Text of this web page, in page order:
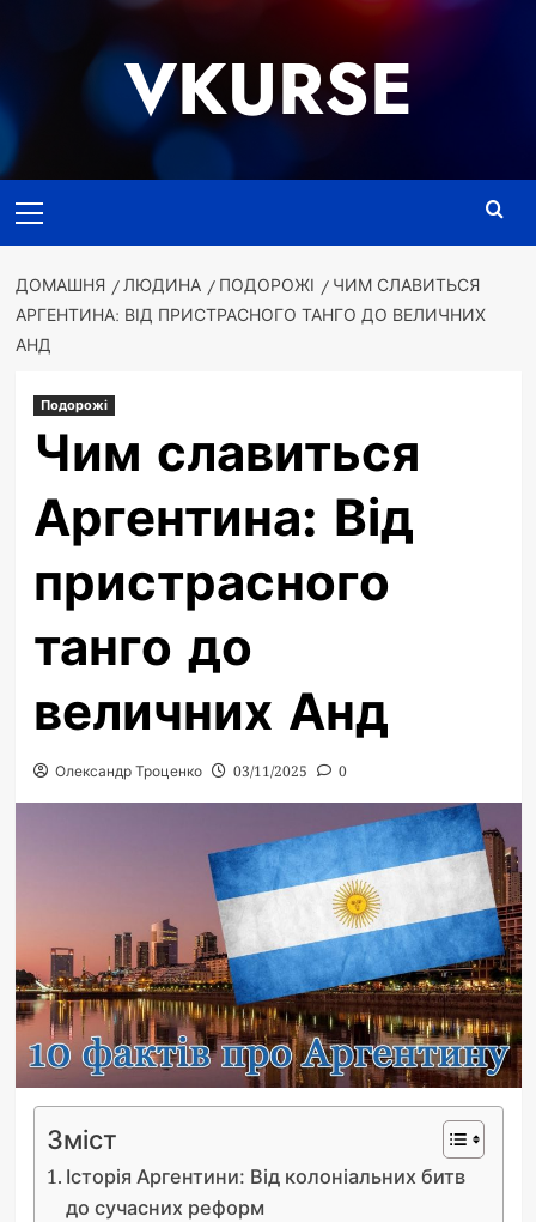
VKURSE
меню
ДОМАШНЯ ЛЮДИНА ПОДОРОЖІ
ЧИМ СЛАВИТЬСЯ
АРГЕНТИНА: ВІД ПРИСТРАСНОГО ТАНГО ДО ВЕЛИЧНИХ
АНД
Подорожі
Чим славиться
Аргентина: Від
пристрасного
танго до
величних Анд
Олександр Троценко 03/11/2025 0
Зміст
Історія Аргентини: Від колоніальних битв
до сучасних реформ